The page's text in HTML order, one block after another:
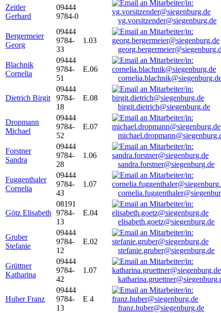
Zeitler
Gerhard
09444
9784-0
vg.vorsitzender@siegenburg.de
Bergermeier
Georg
09444
9784-
33
1.03
Blachnik
Cornelia
09444
9784-
51
E.06
Dietrich Birgit
09444
9784-
18
E.08
birgit.dietrich@siegenburg.de
Dropmann
Michael
09444
9784-
52
E.07
Forstner
Sandra
09444
9784-
28
1.06
sandra.forstner@siegenburg.de
Fuggenthaler
Cornelia
09444
9784-
43
1.07
Götz Elisabeth
08191
9784-
13
E.04
elisabeth.goetz@siegenburg.de
Gruber
Stefanie
09444
9784-
12
E.02
stefanie.gruber@siegenburg.de
Grüttner
Katharina
09444
9784-
42
1.07
Huber Franz
09444
9784-
13
E 4
franz.huber@siegenburg.de